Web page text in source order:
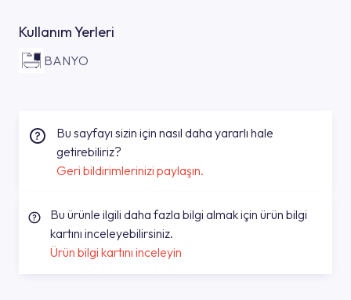
Kullanım Yerleri
BANYO
Bu sayfayı sizin için nasıl daha yararlı hale
getirebiliriz?
Geri bildirimlerinizi paylaşın.
Bu ürünle ilgili daha fazla bilgi almak için ürün bilgi
kartını inceleyebilirsiniz.
Ürün bilgi kartını inceleyin